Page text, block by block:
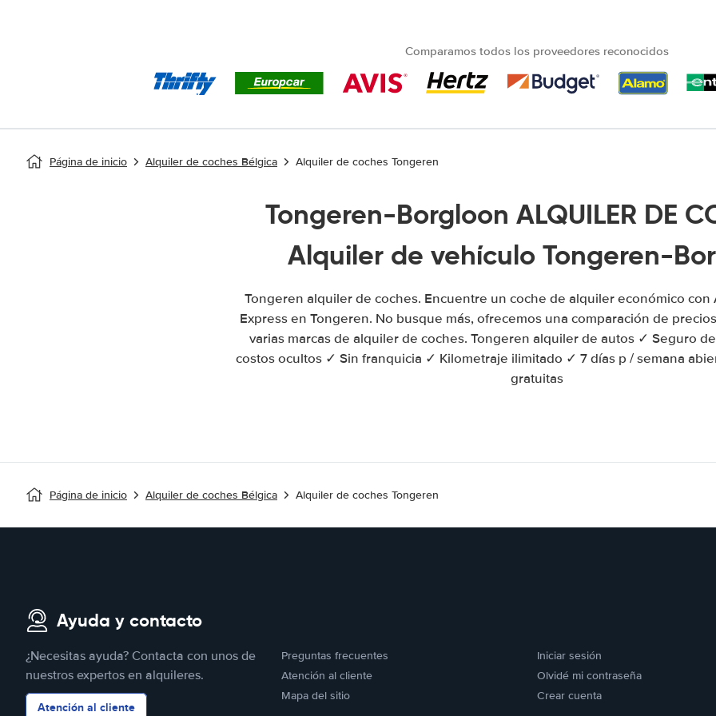
Comparamos todos los proveedores reconocidos
Página de inicio Alquiler de coches Bélgica Alquiler de coches Tongeren
Tongeren-Borgloon ALQUILER DE
Alquiler de vehículo Tongeren-
Tongeren alquiler de coches. Encuentre un coche de alquiler económico
Express en Tongeren. No busque más, ofrecemos una comparación de
varias marcas de alquiler de coches. Tongeren alquiler de autos ✓ Seguro
costos ocultos ✓ Sin franquicia ✓ Kilometraje ilimitado ✓ 7 días p / semana
gratuitas
Página de inicio Alquiler de coches Bélgica Alquiler de coches Tongeren
Ayuda y contacto
¿Necesitas ayuda? Contacta con unos de
nuestros expertos en alquileres.
Atención al cliente
Preguntas frecuentes
Atención al cliente
Mapa del sitio
Iniciar sesión
Olvidé mi contraseña
Crear cuenta